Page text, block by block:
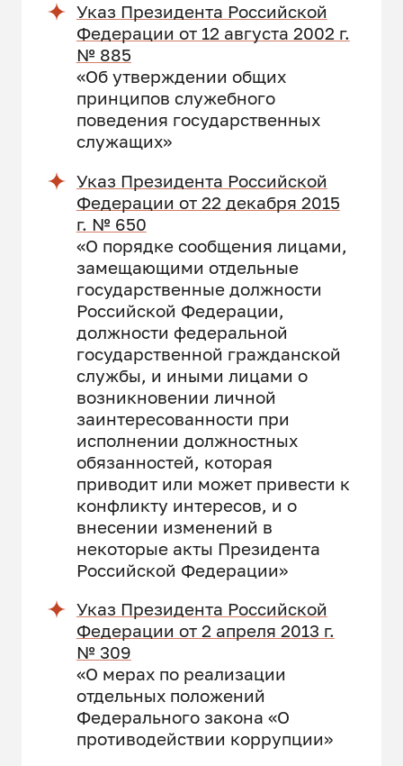
Указ Президента Российской
Федерации от 12 августа 2002 г.
№ 885
«Об утверждении общих
принципов служебного
поведения государственных
служащих»
Указ Президента Российской
Федерации от 22 декабря 2015
г. № 650
«О порядке сообщения лицами,
замещающими отдельные
государственные должности
Российской Федерации,
должности федеральной
государственной гражданской
службы, и иными лицами о
возникновении личной
заинтересованности при
исполнении должностных
обязанностей, которая
приводит или может привести к
конфликту интересов, и о
внесении изменений в
некоторые акты Президента
Российской Федерации»
Указ Президента Российской
Федерации от 2 апреля 2013 г.
№ 309
«О мерах по реализации
отдельных положений
Федерального закона «О
противодействии коррупции»